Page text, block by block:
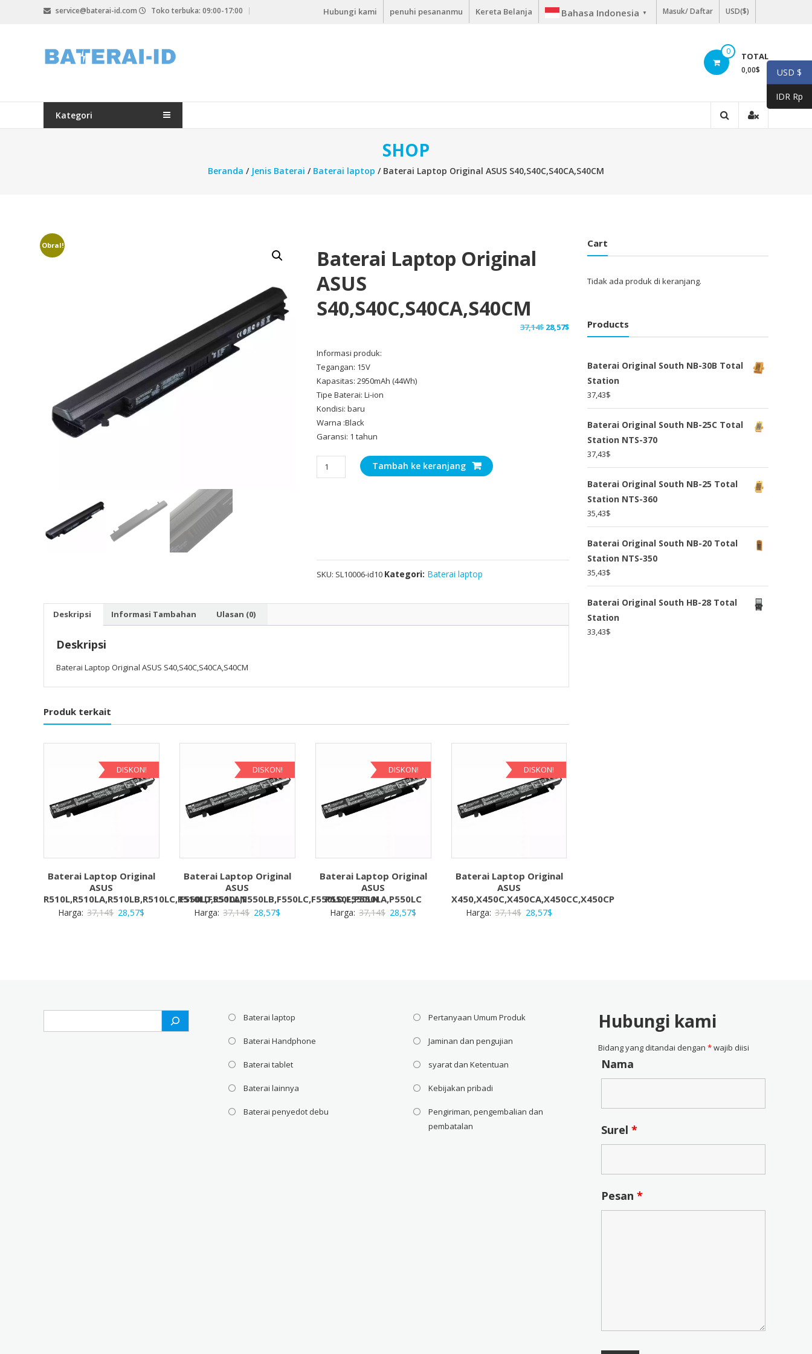
service@baterai-id.com Toko terbuka: 09:00-17:00 Hubungi kami penuhi pesananmu Kereta Belanja Bahasa Indonesia ▼ Masuk/ Daftar USD($)
bateria-
id.com
0 TOTAL
0,00$
Kategori
SHOP
Beranda / Jenis Baterai / Baterai laptop / Baterai Laptop Original ASUS S40,S40C,S40CA,S40CM
Obral!
Baterai Laptop Original
ASUS
S40,S40C,S40CA,S40CM
37,14$ Harga
28,57$Harga
adalah:
28,57$.
Informasi produk:
Tegangan: 15V
Kapasitas: 2950mAh (44Wh)
Tipe Baterai: Li-ion
Kondisi: baru
Warna :Black
Garansi: 1 tahun
Baterai
Tambah ke keranjang
SKU: SL10006-id10 Kategori: Baterai laptop
Deskripsi Informasi Tambahan Ulasan (0)
Deskripsi
Baterai Laptop Original ASUS S40,S40C,S40CA,S40CM
Produk terkait
DISKON!
Baterai Laptop Original
ASUS
R510L,R510LA,R510LB,R510LC,R510LD,R510LN
Harga: 37,14$ Harga
28,57$
DISKON!
Baterai Laptop Original
ASUS
F550L,F550LA,F550LB,F550LC,F550LD,F550LN
Harga: 37,14$ Harga
28,57$
DISKON!
Baterai Laptop Original
ASUS
P550L,P550LA,P550LC
Harga: 37,14$ Harga
28,57$
DISKON!
Baterai Laptop Original
ASUS
X450,X450C,X450CA,X450CC,X450CP
Harga: 37,14$ Harga
28,57$
Cart
Tidak ada produk di keranjang.
Products
Baterai Original South NB-30B Total
Station
37,43$
Baterai Original South NB-25C Total
Station NTS-370
37,43$
Baterai Original South NB-25 Total
Station NTS-360
35,43$
Baterai Original South NB-20 Total
Station NTS-350
35,43$
Baterai Original South HB-28 Total
Station
33,43$
Baterai laptop
Baterai Handphone
Baterai tablet
Baterai lainnya
Baterai penyedot debu
Pertanyaan Umum Produk
Jaminan dan pengujian
syarat dan Ketentuan
Kebijakan pribadi
Pengiriman, pengembalian dan
pembatalan
Hubungi kami
Bidang yang ditandai dengan*wajib diisi
Nama
Surel*
Pesan*
USD $
IDR Rp